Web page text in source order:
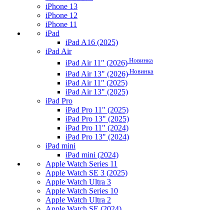
iPhone 13
iPhone 12
iPhone 11
iPad
iPad A16 (2025)
iPad Air
iPad Air 11" (2026) Новинка
iPad Air 13" (2026) Новинка
iPad Air 11" (2025)
iPad Air 13" (2025)
iPad Pro
iPad Pro 11" (2025)
iPad Pro 13" (2025)
iPad Pro 11" (2024)
iPad Pro 13" (2024)
iPad mini
iPad mini (2024)
Apple Watch Series 11
Apple Watch SE 3 (2025)
Apple Watch Ultra 3
Apple Watch Series 10
Apple Watch Ultra 2